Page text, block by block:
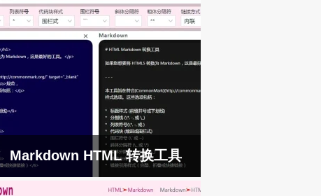
Markdown HTML 转换工具